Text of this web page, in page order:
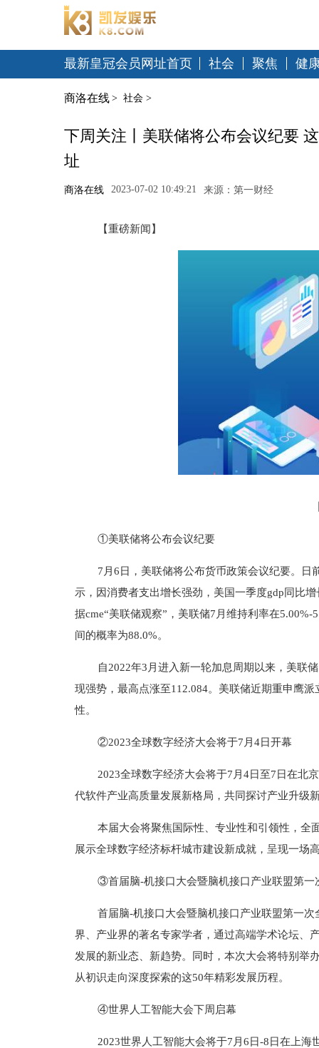
最新皇冠会员网址首页 社会 聚焦 健
商洛在线 > 社会 >
下周关注丨美联储将公布会议纪要
址
商洛在线 2023-07-02 10:49:21 来源：第一财经
【重磅新闻】
①美联储将公布会议纪要
7月6日，美联储将公布货币政策会议纪要。
示，因消费者支出增长强劲，美国一季度gdp同比
据cme“美联储观察”，美联储7月维持利率在
间的概率为88.0%。
自2022年3月进入新一轮加息周期以来，美联
现强势，最高点涨至112.084。美联储近期重申鹰
性。
②2023全球数字经济大会将于7月4日开幕
2023全球数字经济大会将于7月4日至7日在北
代软件产业高质量发展新格局，共同探讨产业升级
本届大会将聚焦国际性、专业性和引领性，全
展示全球数字经济标杆城市建设新成就，呈现一场
③首届脑-机接口大会暨脑机接口产业联盟第一
首届脑-机接口大会暨脑机接口产业联盟第一
界、产业界的著名专家学者，通过高端学术论坛、
发展的新业态、新趋势。同时，本次大会将特别举
从初识走向深度探索的这50年精彩发展历程。
④世界人工智能大会下周启幕
2023世界人工智能大会将于7月6日-8日在上